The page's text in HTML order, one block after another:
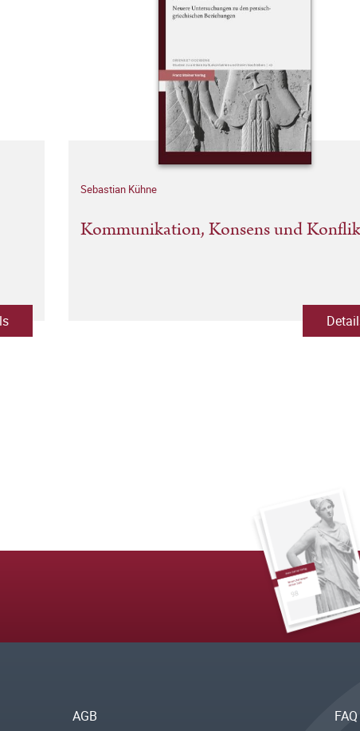
Sebastian Kühne
Kommunikation, Konsens und
AGB
FAQ